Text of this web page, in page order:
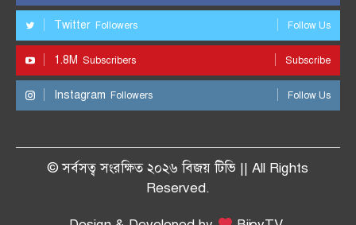
Twitter Followers Follow Us
1.8M Subscribers Subscribe
Instagram Followers Follow Us
© সর্বসত্ব সংরক্ষিত ২০২৬ বিজয় টিভি || All Rights
Reserved.